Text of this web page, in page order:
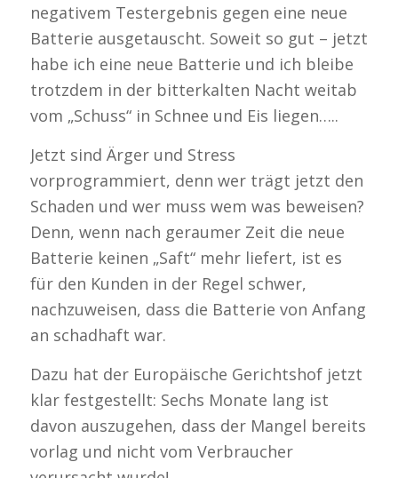
negativem Testergebnis gegen eine neue
Batterie ausgetauscht. Soweit so gut – jetzt
habe ich eine neue Batterie und ich bleibe
trotzdem in der bitterkalten Nacht weitab
vom „Schuss“ in Schnee und Eis liegen…..
Jetzt sind Ärger und Stress
vorprogrammiert, denn wer trägt jetzt den
Schaden und wer muss wem was beweisen?
Denn, wenn nach geraumer Zeit die neue
Batterie keinen „Saft“ mehr liefert, ist es
für den Kunden in der Regel schwer,
nachzuweisen, dass die Batterie von Anfang
an schadhaft war.
Dazu hat der Europäische Gerichtshof jetzt
klar festgestellt: Sechs Monate lang ist
davon auszugehen, dass der Mangel bereits
vorlag und nicht vom Verbraucher